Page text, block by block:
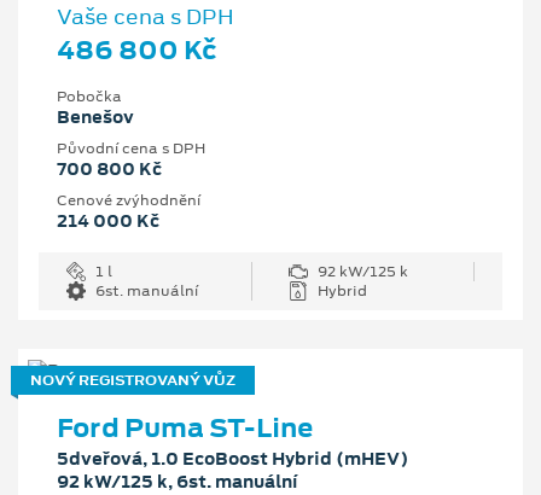
Vaše cena s DPH
486 800 Kč
Pobočka
Benešov
Původní cena s DPH
700 800 Kč
Cenové zvýhodnění
214 000 Kč
1 l
92 kW/125 k
6st. manuální
Hybrid
NOVÝ REGISTROVANÝ VŮZ
Ford Puma ST-Line
5dveřová, 1.0 EcoBoost Hybrid (mHEV)
92 kW/125 k, 6st. manuální